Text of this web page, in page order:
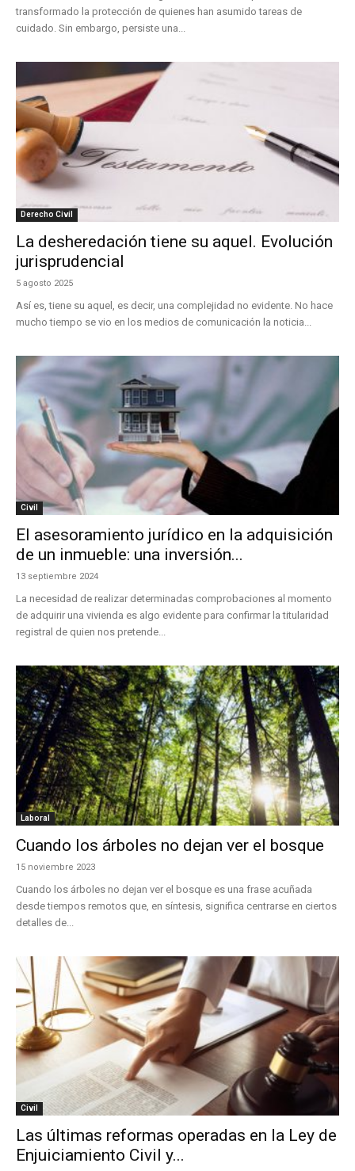
transformado la protección de quienes han asumido tareas de
cuidado. Sin embargo, persiste una...
Derecho Civil
La desheredación tiene su aquel. Evolución
jurisprudencial
5 agosto 2025
Así es, tiene su aquel, es decir, una complejidad no evidente. No hace
mucho tiempo se vio en los medios de comunicación la noticia...
Civil
El asesoramiento jurídico en la adquisición
de un inmueble: una inversión...
13 septiembre 2024
La necesidad de realizar determinadas comprobaciones al momento
de adquirir una vivienda es algo evidente para confirmar la titularidad
registral de quien nos pretende...
Laboral
Cuando los árboles no dejan ver el bosque
15 noviembre 2023
Cuando los árboles no dejan ver el bosque es una frase acuñada
desde tiempos remotos que, en síntesis, significa centrarse en ciertos
detalles de...
Civil
Las últimas reformas operadas en la Ley de
Enjuiciamiento Civil y...